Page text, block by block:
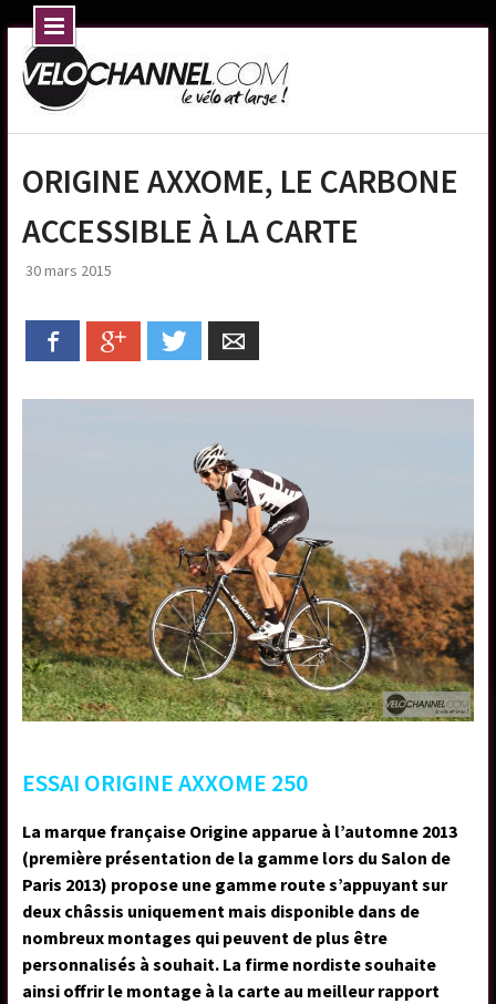
Skip
to
content
ORIGINE AXXOME, LE CARBONE
ACCESSIBLE À LA CARTE
30 mars 2015
Facebook Google+ Twitter
ESSAI ORIGINE AXXOME 250
La marque française Origine apparue à l’automne 2013
(première présentation de la gamme lors du Salon de
Paris 2013) propose une gamme route s’appuyant sur
deux châssis uniquement mais disponible dans de
nombreux montages qui peuvent de plus être
personnalisés à souhait. La firme nordiste souhaite
ainsi offrir le montage à la carte au meilleur rapport